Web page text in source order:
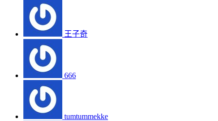
王子奇
666
tumtummekke